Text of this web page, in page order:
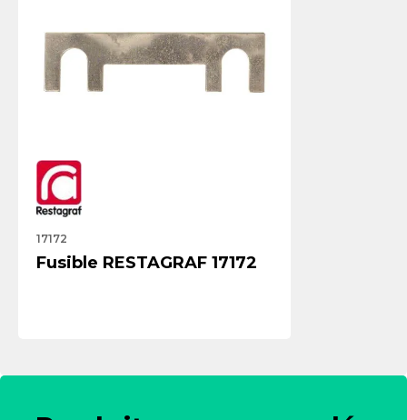
17172
Fusible RESTAGRAF 17172